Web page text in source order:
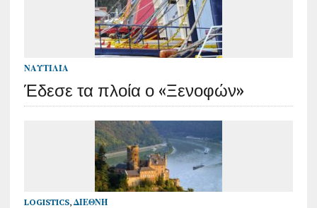
ΝΑΥΤΙΛΊΑ
Έδεσε τα πλοία ο «Ξενοφών»
LOGISTICS,ΔΙΕΘΝΉ